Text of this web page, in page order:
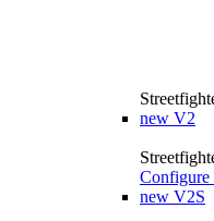
new V2
Configure
new V2S